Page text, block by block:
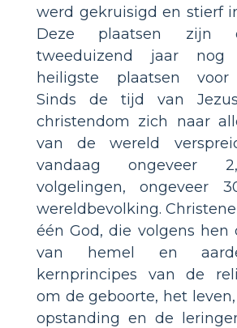
werd gekruisigd en stierf
Deze plaatsen zijn
tweeduizend jaar nog
heiligste plaatsen voor
Sinds de tijd van
christendom zich naar
van de wereld
vandaag ongeveer
volgelingen, ongeveer
wereldbevolking.
één God, die volgens hen
van hemel en
kernprincipes van de
om de geboorte, het
opstanding en de